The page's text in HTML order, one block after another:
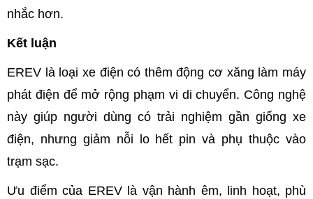
nhắc hơn.
Kết luận
EREV là loại xe điện có thêm động cơ xăng làm máy
phát điện để mở rộng phạm vi di chuyển. Công nghệ
này giúp người dùng có trải nghiệm gần giống xe
điện, nhưng giảm nỗi lo hết pin và phụ thuộc vào
trạm sạc.
Ưu điểm của EREV là vận hành êm, linh hoạt, phù